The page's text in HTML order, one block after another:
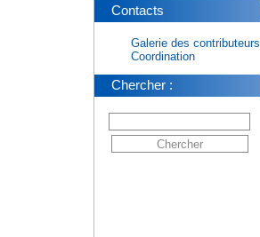
Contacts
Galerie des contributeurs
Coordination
Chercher :